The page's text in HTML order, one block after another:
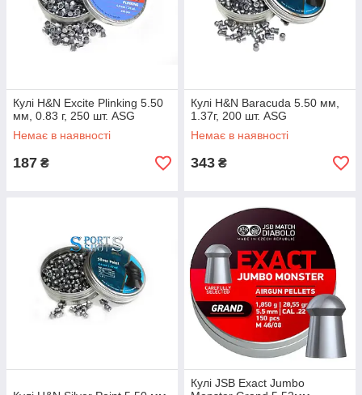
Кулі H&N Excite Plinking 5.50
мм, 0.83 г, 250 шт. ASG
Немає в наявності
187 ₴
Кулі H&N Baracuda 5.50 мм,
1.37г, 200 шт. ASG
Немає в наявності
343 ₴
Кулі JSB Exact Jumbo